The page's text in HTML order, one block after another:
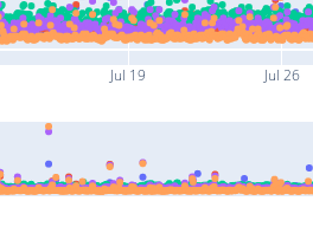
Jul 19 Jul 26